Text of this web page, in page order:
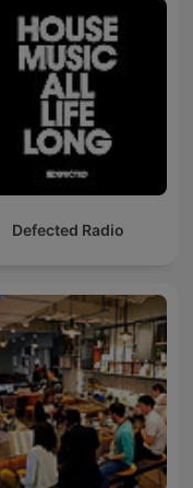
Defected Radio